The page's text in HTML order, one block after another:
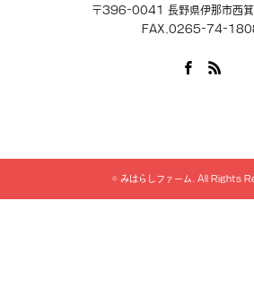
〒396-0041 長野県伊那市西
FAX.0265-74-
© みはらしファーム . All Rights